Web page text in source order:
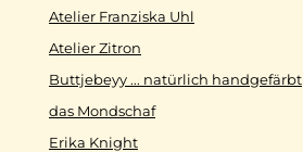
Atelier Franziska Uhl
Atelier Zitron
Buttjebeyy ... natürlich handgefärbt
das Mondschaf
Erika Knight